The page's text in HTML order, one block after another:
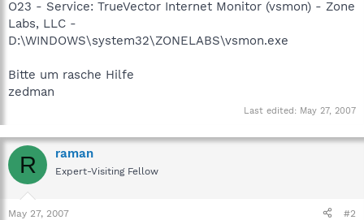
O23 - Service: TrueVector Internet Monitor (vsmon) - Zone
Labs, LLC -
D:\WINDOWS\system32\ZONELABS\vsmon.exe
Bitte um rasche Hilfe
zedman
Last edited: May 27, 2007
R raman
Expert-Visiting Fellow
May 27, 2007 #2